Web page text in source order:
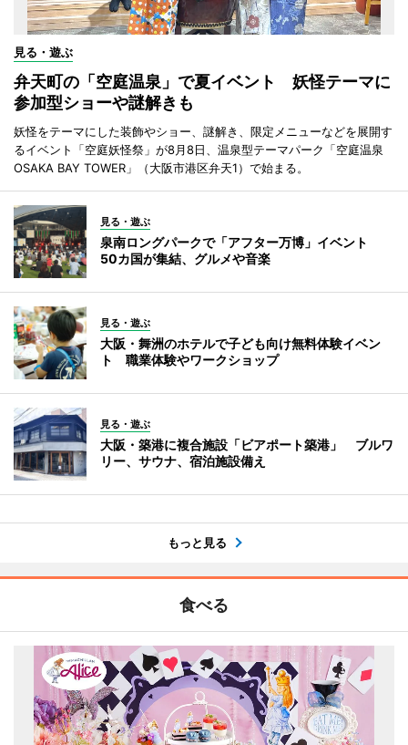
見る・遊ぶ
弁天町の「空庭温泉」で夏イベント 妖怪テーマに
参加型ショーや謎解きも
妖怪をテーマにした装飾やショー、謎解き、限定メニューなどを展開す
るイベント「空庭妖怪祭」が8月8日、温泉型テーマパーク「空庭温泉
OSAKA BAY TOWER」（大阪市港区弁天1）で始まる。
見る・遊ぶ
泉南ロングパークで「アフター万博」イベント
50カ国が集結、グルメや音楽
見る・遊ぶ
大阪・舞洲のホテルで子ども向け無料体験イベン
ト 職業体験やワークショップ
見る・遊ぶ
大阪・築港に複合施設「ビアポート築港」 ブルワ
リー、サウナ、宿泊施設備え
もっと見る
食べる